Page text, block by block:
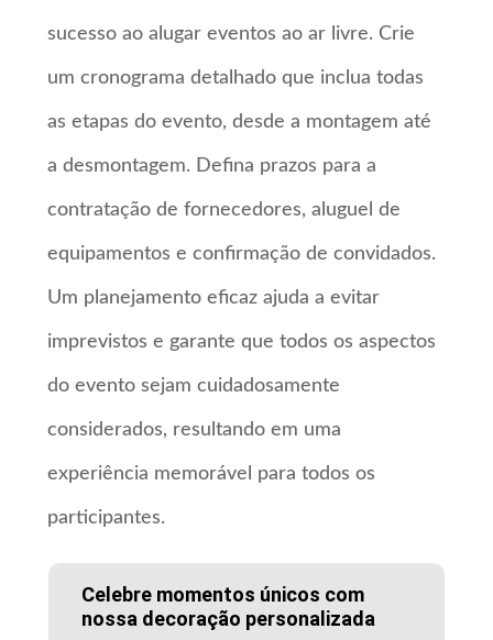
sucesso ao alugar eventos ao ar livre. Crie
um cronograma detalhado que inclua todas
as etapas do evento, desde a montagem até
a desmontagem. Defina prazos para a
contratação de fornecedores, aluguel de
equipamentos e confirmação de convidados.
Um planejamento eficaz ajuda a evitar
imprevistos e garante que todos os aspectos
do evento sejam cuidadosamente
considerados, resultando em uma
experiência memorável para todos os
participantes.
Celebre momentos únicos com
nossa decoração personalizada